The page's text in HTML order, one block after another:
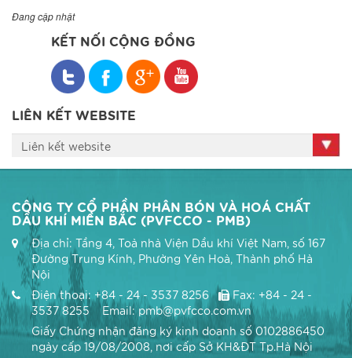
Đang cập nhật
KẾT NỐI CỘNG ĐỒNG
LIÊN KẾT WEBSITE
Liên kết website
CÔNG TY CỔ PHẦN PHÂN BÓN VÀ HOÁ CHẤT
DẦU KHÍ MIỀN BẮC (PVFCCO - PMB)
Địa chỉ: Tầng 4, Toà nhà Viện Dầu khí Việt Nam, số 167
Đường Trung Kính, Phường Yên Hoà, Thành phố Hà
Nội
Điện thoại: +84 - 24 - 3537 8256
Fax: +84 - 24 -
3537 8255 Email: pmb@pvfcco.com.vn
Giấy Chứng nhận đăng ký kinh doanh số 0102886450
ngày cấp 19/08/2008, nơi cấp Sở KH&ĐT Tp.Hà Nội